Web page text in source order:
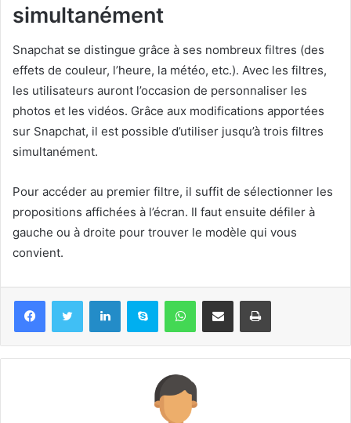
simultanément
Snapchat se distingue grâce à ses nombreux filtres (des
effets de couleur, l’heure, la météo, etc.). Avec les filtres,
les utilisateurs auront l’occasion de personnaliser les
photos et les vidéos. Grâce aux modifications apportées
sur Snapchat, il est possible d’utiliser jusqu’à trois filtres
simultanément.
Pour accéder au premier filtre, il suffit de sélectionner les
propositions affichées à l’écran. Il faut ensuite défiler à
gauche ou à droite pour trouver le modèle qui vous
convient.
LinkedinSkype WhatsAppPartager par email Imprimer